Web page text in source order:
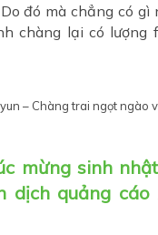
đó mà chẳng có
chàng lại có lượng
– Chàng trai ngọt ngào
mừng sinh
dịch quảng